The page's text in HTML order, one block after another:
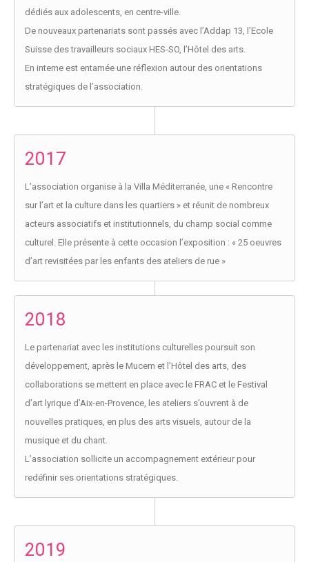
dédiés aux adolescents, en centre-ville.
De nouveaux partenariats sont passés avec l’Addap 13, l’Ecole
Suisse des travailleurs sociaux HES-SO, l’Hôtel des arts.
En interne est entamée une réflexion autour des orientations
stratégiques de l’association.
2017
L’association organise à la Villa Méditerranée, une « Rencontre
sur l’art et la culture dans les quartiers » et réunit de nombreux
acteurs associatifs et institutionnels, du champ social comme
culturel. Elle présente à cette occasion l’exposition : « 25 oeuvres
d’art revisitées par les enfants des ateliers de rue »
2018
Le partenariat avec les institutions culturelles poursuit son
développement, après le Mucem et l’Hôtel des arts, des
collaborations se mettent en place avec le FRAC et le Festival
d’art lyrique d’Aix-en-Provence, les ateliers s’ouvrent à de
nouvelles pratiques, en plus des arts visuels, autour de la
musique et du chant.
L’association sollicite un accompagnement extérieur pour
redéfinir ses orientations stratégiques.
2019